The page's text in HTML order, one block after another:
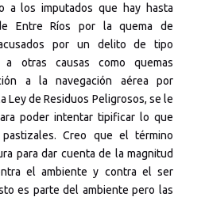
a los imputados que hay hasta
Entre Ríos por la quema de
por un delito de tipo
a otras causas como quemas
a la navegación aérea por
Ley de Residuos Peligrosos, se le
poder intentar tipificar lo que
Creo que el término
para dar cuenta de la magnitud
el ambiente y contra el ser
es parte del ambiente pero las